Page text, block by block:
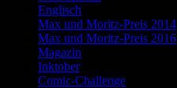
Englisch
Max und Moritz-Preis 2014
Max und Moritz-Preis 2016
Magazin
Inktober
Comic-Challenge